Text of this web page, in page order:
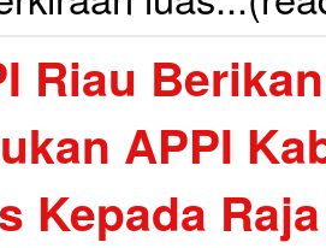
Riau
APPI
Kepada